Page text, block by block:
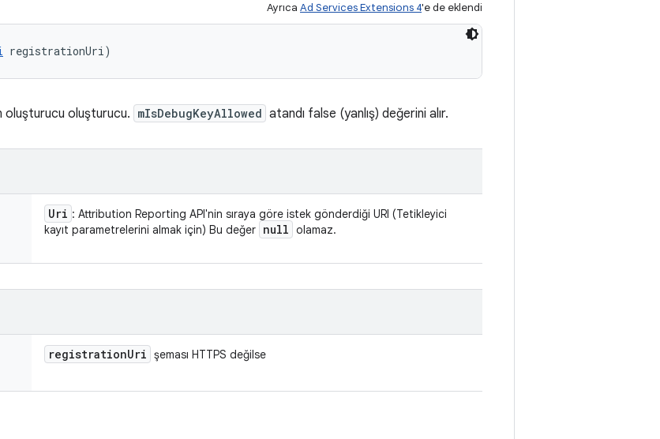
Ayrıca Ad Services Extensions 4'e de eklendi
registrationUri)
oluşturucu oluşturucu. mIsDebugKeyAllowed atandı false (yanlış) değerini alır.
Uri : Attribution Reporting API'nin sıraya göre istek gönderdiği URI (Tetikleyici
kayıt parametrelerini almak için) Bu değer null olamaz.
registrationUri şeması HTTPS değilse